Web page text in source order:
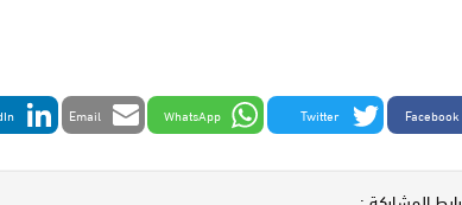
Facebook
Twitter
WhatsApp
Email